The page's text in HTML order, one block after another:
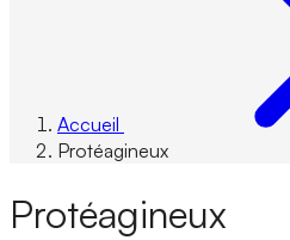
Accueil
Protéagineux
Protéagineux